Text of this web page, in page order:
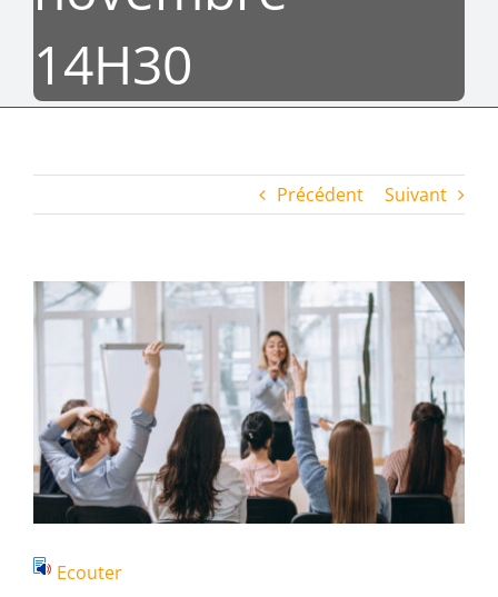
14H30
Précédent Suivant
Voir
l'image
agrandie
Ecouter